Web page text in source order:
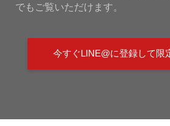
でもご覧いただけます。
今すぐLINE@に登録して限